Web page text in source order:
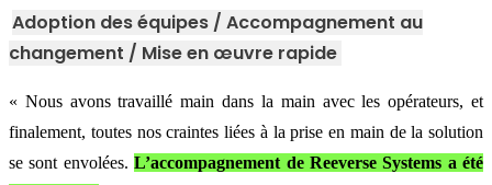
Adoption des équipes / Accompagnement au
changement / Mise en œuvre rapide
« Nous avons travaillé main dans la main avec les opérateurs, et
finalement, toutes nos craintes liées à la prise en main de la solution
se sont envolées.L’accompagnement de Reeverse Systems a été